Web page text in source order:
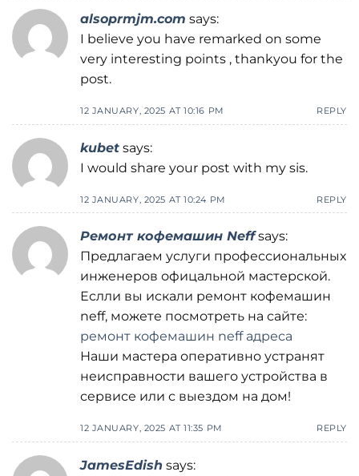
alsoprmjm.com says:
I believe you have remarked on some
very interesting points , thankyou for the
post.
12 JANUARY, 2025 AT 10:16 PM REPLY
kubet says:
I would share your post with my sis.
12 JANUARY, 2025 AT 10:24 PM REPLY
Ремонт кофемашин Neff says:
Предлагаем услуги профессиональных
инженеров офицальной мастерской.
Еслли вы искали ремонт кофемашин
neff, можете посмотреть на сайте:
ремонт кофемашин neff адреса
Наши мастера оперативно устранят
неисправности вашего устройства в
сервисе или с выездом на дом!
12 JANUARY, 2025 AT 11:35 PM REPLY
JamesEdish says: